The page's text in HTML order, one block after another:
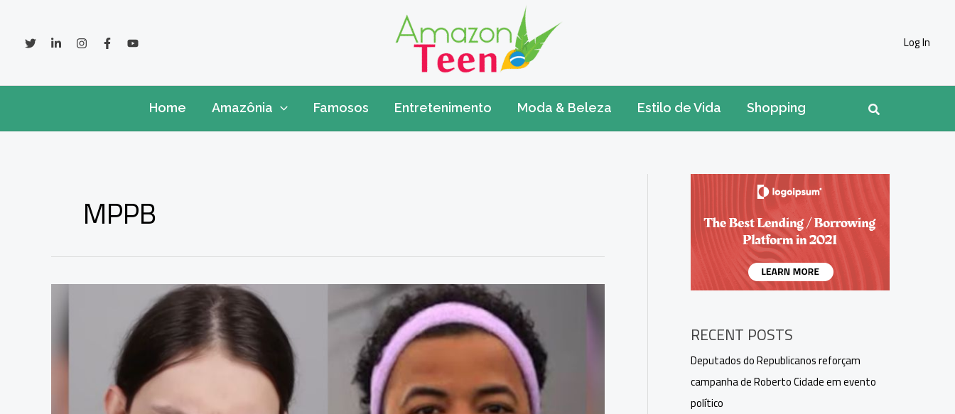
conteúdo
Log In
Home Amazônia Famosos Entretenimento Moda & Beleza Estilo de Vida Shopping Pesquisar
MPPB
RECENT POSTS
Deputados do Republicanos reforçam
campanha de Roberto Cidade em evento
político